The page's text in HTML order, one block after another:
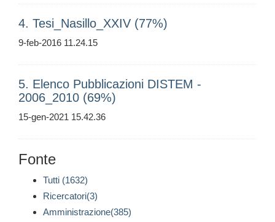
4. Tesi_Nasillo_XXIV (77%)
9-feb-2016 11.24.15
5. Elenco Pubblicazioni DISTEM -
2006_2010 (69%)
15-gen-2021 15.42.36
Fonte
Tutti (1632)
Ricercatori(3)
Amministrazione(385)